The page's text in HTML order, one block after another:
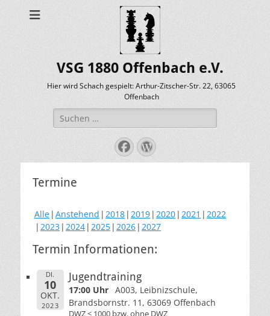
VSG 1880 Offenbach e.V.
Hier wird Schach gespielt: Arthur-Zitscher-Str. 22, 63065
Offenbach
Suche
nach:
Facebook
WordPress
Termine
Alle Anstehend 2018 2019 2020 2021
2022
2023 2024 2025 2026 2027
Termin Informationen:
DI.
10
OKT.
2023
Jugendtraining
17:00 Uhr A003, Leibnizschule,
Brandsbornstr. 11, 63069 Offenbach
DWZ < 1000 bzw. ohne DWZ